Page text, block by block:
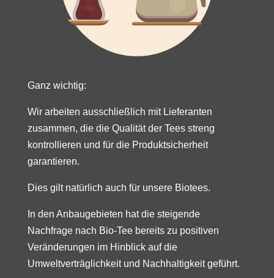
Ganz wichtig:
Wir arbeiten ausschließlich mit Lieferanten
zusammen, die die Qualität der Tees streng
kontrollieren und für die Produktsicherheit
garantieren.
Dies gilt natürlich auch für unsere Biotees.
In den Anbaugebieten hat die steigende
Nachfrage nach Bio-Tee bereits zu positiven
Veränderungen im Hinblick auf die
Umweltverträglichkeit und Nachhaltigkeit geführt.